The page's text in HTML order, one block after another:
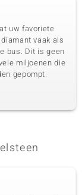
Geslepen
uw favoriete
vaak als
bus. Dit is geen
miljoenen die
gepompt.